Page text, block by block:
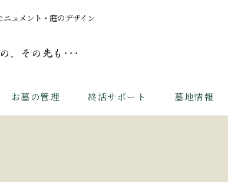
ュメント・庭のデザイン
お墓の管理 終活サポート 墓地情報